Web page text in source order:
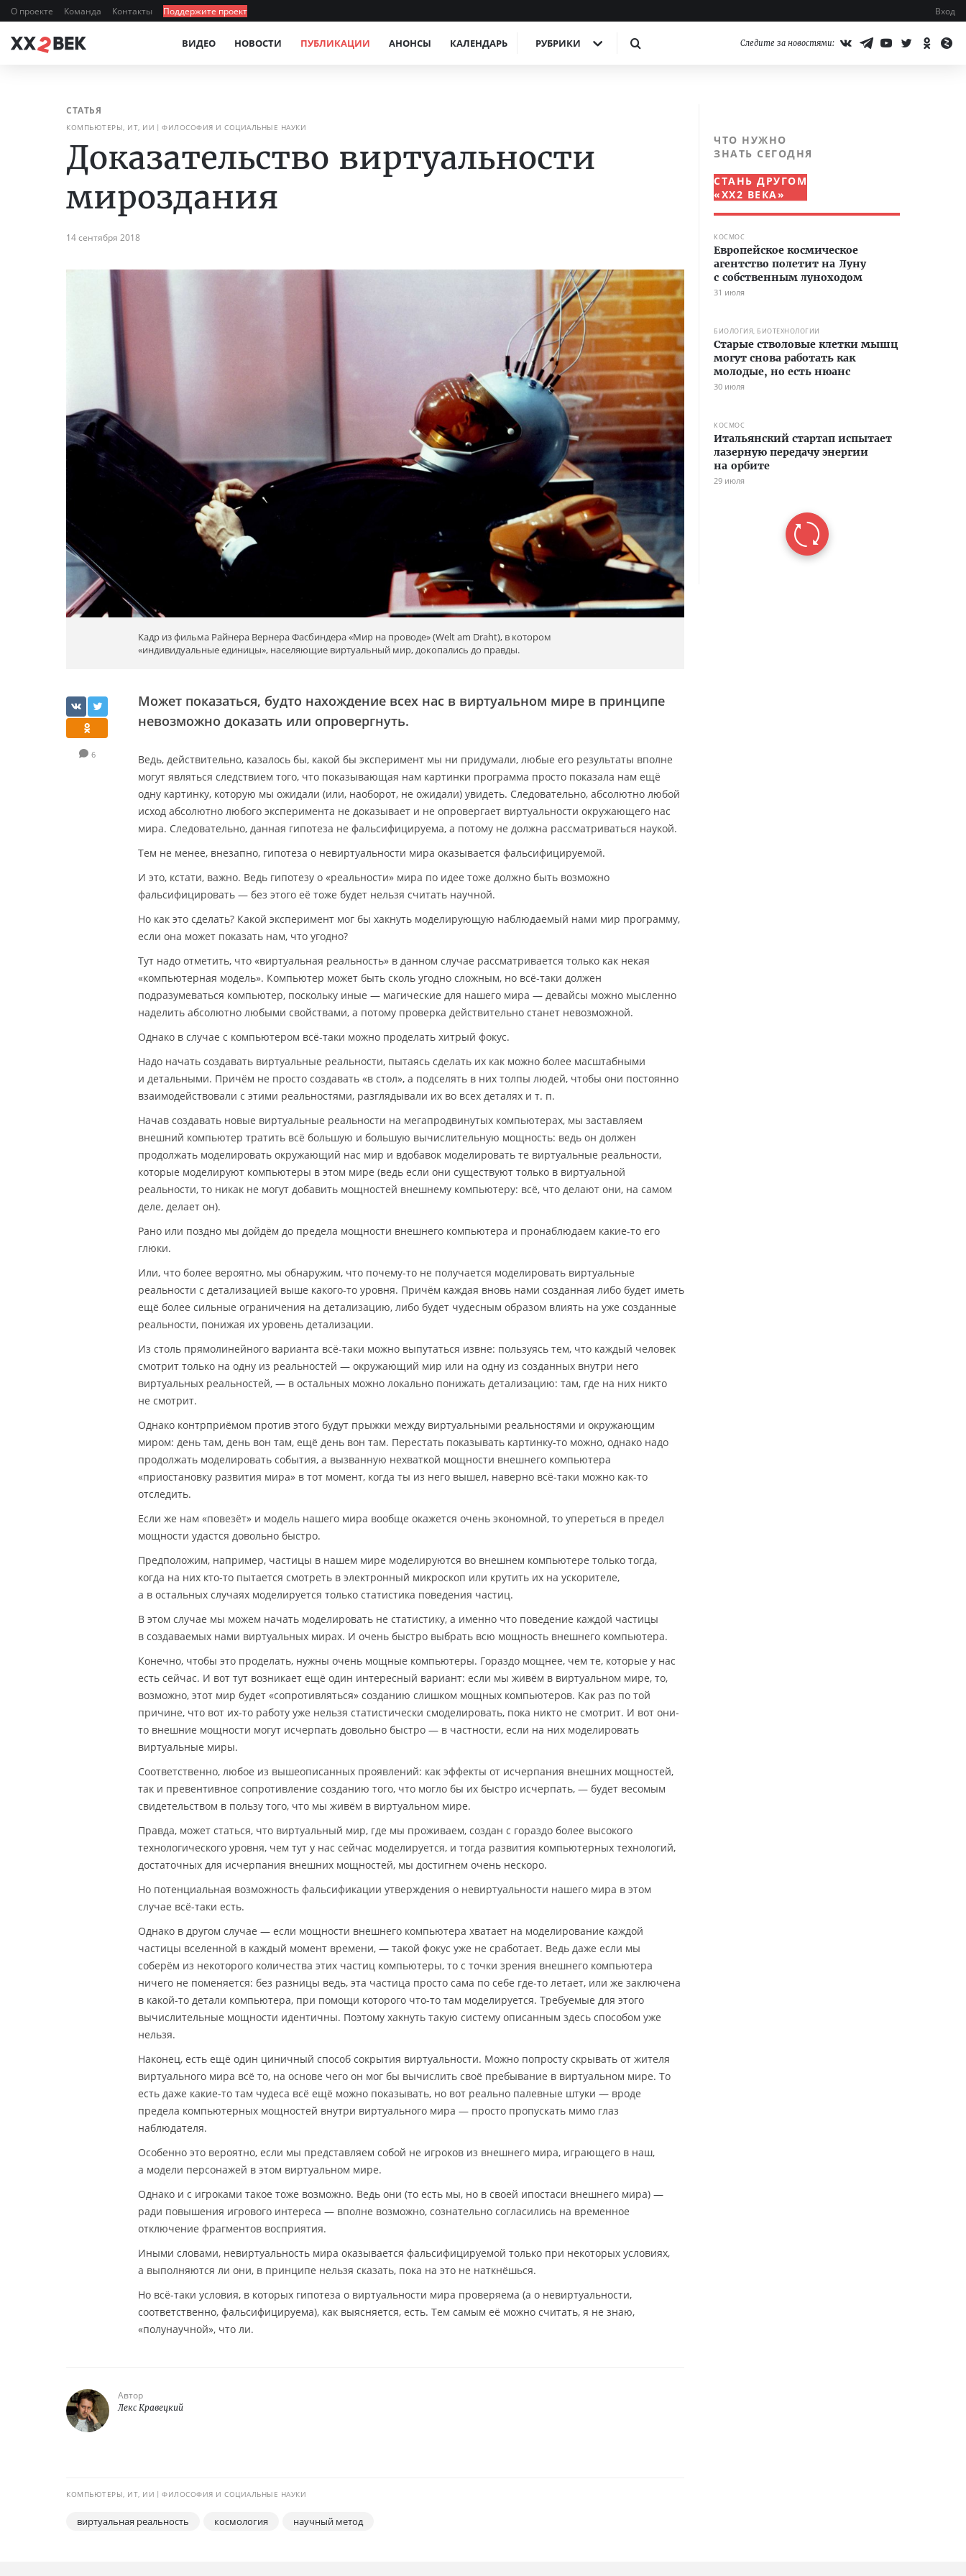
О проекте Команда Контакты Поддержите проект Вход
ВИДЕО НОВОСТИ ПУБЛИКАЦИИ АНОНСЫ КАЛЕНДАРЬ РУБРИКИ Следите за новостями:
СТАТЬЯ
КОМПЬЮТЕРЫ, ИТ, ИИ ФИЛОСОФИЯ И СОЦИАЛЬНЫЕ НАУКИ
Доказательство виртуальности
мироздания
14 сентября 2018
Кадр из фильма Райнера Вернера Фасбиндера «Мир на проводе» (Welt am Draht), в котором
«индивидуальные единицы», населяющие виртуальный мир, докопались до правды.
6
Может показаться, будто нахождение всех нас в виртуальном мире в принципе
невозможно доказать или опровергнуть.
Ведь, действительно, казалось бы, какой бы эксперимент мы ни придумали, любые его результаты вполне
могут являться следствием того, что показывающая нам картинки программа просто показала нам ещё
одну картинку, которую мы ожидали (или, наоборот, не ожидали) увидеть. Следовательно, абсолютно любой
исход абсолютно любого эксперимента не доказывает и не опровергает виртуальности окружающего нас
мира. Следовательно, данная гипотеза не фальсифицируема, а потому не должна рассматриваться наукой.
Тем не менее, внезапно, гипотеза о невиртуальности мира оказывается фальсифицируемой.
И это, кстати, важно. Ведь гипотезу о «реальности» мира по идее тоже должно быть возможно
фальсифицировать — без этого её тоже будет нельзя считать научной.
Но как это сделать? Какой эксперимент мог бы хакнуть моделирующую наблюдаемый нами мир программу,
если она может показать нам, что угодно?
Тут надо отметить, что «виртуальная реальность» в данном случае рассматривается только как некая
«компьютерная модель». Компьютер может быть сколь угодно сложным, но всё-таки должен
подразумеваться компьютер, поскольку иные — магические для нашего мира — девайсы можно мысленно
наделить абсолютно любыми свойствами, а потому проверка действительно станет невозможной.
Однако в случае с компьютером всё-таки можно проделать хитрый фокус.
Надо начать создавать виртуальные реальности, пытаясь сделать их как можно более масштабными
и детальными. Причём не просто создавать «в стол», а подселять в них толпы людей, чтобы они постоянно
взаимодействовали с этими реальностями, разглядывали их во всех деталях и т. п.
Начав создавать новые виртуальные реальности на мегапродвинутых компьютерах, мы заставляем
внешний компьютер тратить всё большую и большую вычислительную мощность: ведь он должен
продолжать моделировать окружающий нас мир и вдобавок моделировать те виртуальные реальности,
которые моделируют компьютеры в этом мире (ведь если они существуют только в виртуальной
реальности, то никак не могут добавить мощностей внешнему компьютеру: всё, что делают они, на самом
деле, делает он).
Рано или поздно мы дойдём до предела мощности внешнего компьютера и пронаблюдаем какие-то его
глюки.
Или, что более вероятно, мы обнаружим, что почему-то не получается моделировать виртуальные
реальности с детализацией выше какого-то уровня. Причём каждая вновь нами созданная либо будет иметь
ещё более сильные ограничения на детализацию, либо будет чудесным образом влиять на уже созданные
реальности, понижая их уровень детализации.
Из столь прямолинейного варианта всё-таки можно выпутаться извне: пользуясь тем, что каждый человек
смотрит только на одну из реальностей — окружающий мир или на одну из созданных внутри него
виртуальных реальностей, — в остальных можно локально понижать детализацию: там, где на них никто
не смотрит.
Однако контрприёмом против этого будут прыжки между виртуальными реальностями и окружающим
миром: день там, день вон там, ещё день вон там. Перестать показывать картинку-то можно, однако надо
продолжать моделировать события, а вызванную нехваткой мощности внешнего компьютера
«приостановку развития мира» в тот момент, когда ты из него вышел, наверно всё-таки можно как-то
отследить.
Если же нам «повезёт» и модель нашего мира вообще окажется очень экономной, то упереться в предел
мощности удастся довольно быстро.
Предположим, например, частицы в нашем мире моделируются во внешнем компьютере только тогда,
когда на них кто-то пытается смотреть в электронный микроскоп или крутить их на ускорителе,
а в остальных случаях моделируется только статистика поведения частиц.
В этом случае мы можем начать моделировать не статистику, а именно что поведение каждой частицы
в создаваемых нами виртуальных мирах. И очень быстро выбрать всю мощность внешнего компьютера.
Конечно, чтобы это проделать, нужны очень мощные компьютеры. Гораздо мощнее, чем те, которые у нас
есть сейчас. И вот тут возникает ещё один интересный вариант: если мы живём в виртуальном мире, то,
возможно, этот мир будет «сопротивляться» созданию слишком мощных компьютеров. Как раз по той
причине, что вот их-то работу уже нельзя статистически смоделировать, пока никто не смотрит. И вот они-
то внешние мощности могут исчерпать довольно быстро — в частности, если на них моделировать
виртуальные миры.
Соответственно, любое из вышеописанных проявлений: как эффекты от исчерпания внешних мощностей,
так и превентивное сопротивление созданию того, что могло бы их быстро исчерпать, — будет весомым
свидетельством в пользу того, что мы живём в виртуальном мире.
Правда, может статься, что виртуальный мир, где мы проживаем, создан с гораздо более высокого
технологического уровня, чем тут у нас сейчас моделируется, и тогда развития компьютерных технологий,
достаточных для исчерпания внешних мощностей, мы достигнем очень нескоро.
Но потенциальная возможность фальсификации утверждения о невиртуальности нашего мира в этом
случае всё-таки есть.
Однако в другом случае — если мощности внешнего компьютера хватает на моделирование каждой
частицы вселенной в каждый момент времени, — такой фокус уже не сработает. Ведь даже если мы
соберём из некоторого количества этих частиц компьютеры, то с точки зрения внешнего компьютера
ничего не поменяется: без разницы ведь, эта частица просто сама по себе где-то летает, или же заключена
в какой-то детали компьютера, при помощи которого что-то там моделируется. Требуемые для этого
вычислительные мощности идентичны. Поэтому хакнуть такую систему описанным здесь способом уже
нельзя.
Наконец, есть ещё один циничный способ сокрытия виртуальности. Можно попросту скрывать от жителя
виртуального мира всё то, на основе чего он мог бы вычислить своё пребывание в виртуальном мире. То
есть даже какие-то там чудеса всё ещё можно показывать, но вот реально палевные штуки — вроде
предела компьютерных мощностей внутри виртуального мира — просто пропускать мимо глаз
наблюдателя.
Особенно это вероятно, если мы представляем собой не игроков из внешнего мира, играющего в наш,
а модели персонажей в этом виртуальном мире.
Однако и с игроками такое тоже возможно. Ведь они (то есть мы, но в своей ипостаси внешнего мира) —
ради повышения игрового интереса — вполне возможно, сознательно согласились на временное
отключение фрагментов восприятия.
Иными словами, невиртуальность мира оказывается фальсифицируемой только при некоторых условиях,
а выполняются ли они, в принципе нельзя сказать, пока на это не наткнёшься.
Но всё-таки условия, в которых гипотеза о виртуальности мира проверяема (а о невиртуальности,
соответственно, фальсифицируема), как выясняется, есть. Тем самым её можно считать, я не знаю,
«полунаучной», что ли.
Автор
Лекс Кравецкий
КОМПЬЮТЕРЫ, ИТ, ИИ ФИЛОСОФИЯ И СОЦИАЛЬНЫЕ НАУКИ
виртуальная реальность космология научный метод
ЧТО НУЖНО
ЗНАТЬ СЕГОДНЯ
СТАНЬ ДРУГОМ
«XX2 ВЕКА»
КОСМОС
Европейское космическое
агентство полетит на Луну
с собственным луноходом
31 июля
БИОЛОГИЯ, БИОТЕХНОЛОГИИ
Старые стволовые клетки мышц
могут снова работать как
молодые, но есть нюанс
30 июля
КОСМОС
Итальянский стартап испытает
лазерную передачу энергии
на орбите
29 июля